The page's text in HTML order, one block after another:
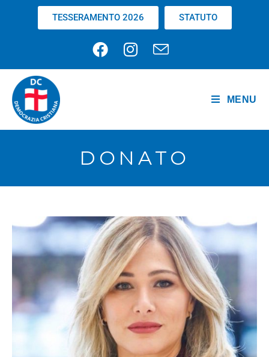
TESSERAMENTO 2026 STATUTO
MENU
DONATO